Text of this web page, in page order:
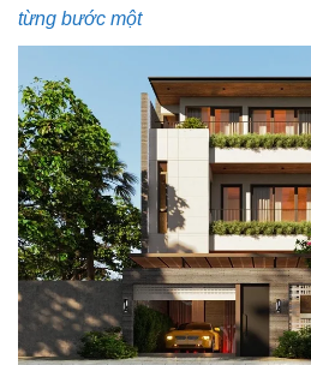
từng bước một